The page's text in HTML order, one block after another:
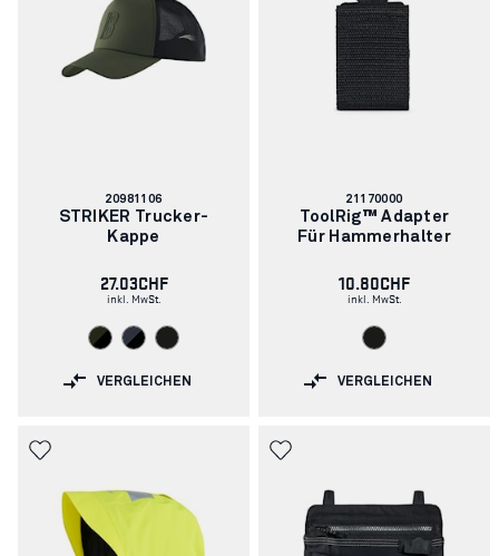
Artikelnummer:
20981106
STRIKER Trucker-
Kappe
27.03CHF
inkl. MwSt.
VERGLEICHEN
Artikelnummer:
21170000
ToolRig™ Adapter
Für Hammerhalter
10.80CHF
inkl. MwSt.
VERGLEICHEN